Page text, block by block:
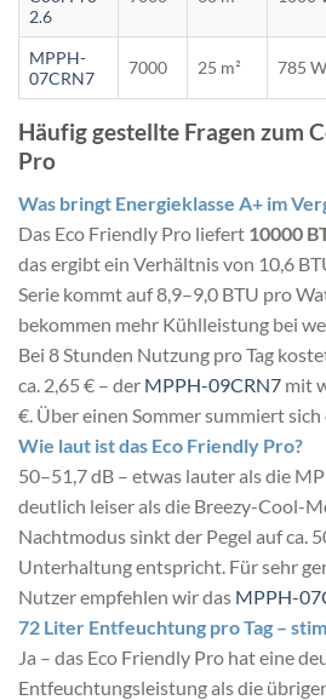
2.6
MPPH-
07CRN7
7000 25 m² 785 W
Häufig gestellte Fragen zum
Pro
Was bringt Energieklasse A+ im
Das Eco Friendly Pro liefert 10000
das ergibt ein Verhältnis von 10,6
Serie kommt auf 8,9–9,0 BTU pro
bekommen mehr Kühlleistung bei
Bei 8 Stunden Nutzung pro Tag
ca. 2,65 € – der MPPH-09CRN7 mit
€. Über einen Sommer summiert sich
Wie laut ist das Eco Friendly Pro?
50–51,7 dB – etwas lauter als die
deutlich leiser als die Breezy-Cool-
Nachtmodus sinkt der Pegel auf ca.
Unterhaltung entspricht. Für sehr
Nutzer empfehlen wir das MPPH-
72 Liter Entfeuchtung pro Tag –
Ja – das Eco Friendly Pro hat eine
Entfeuchtungsleistung als die